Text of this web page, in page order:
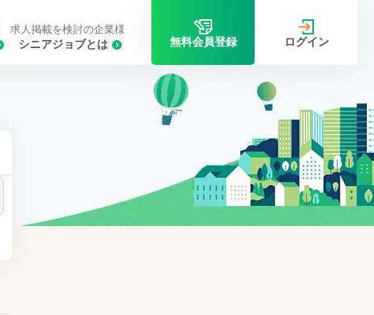
シニアジョブとは
求人掲載を検討の企業様
無料会員登録 ログイン